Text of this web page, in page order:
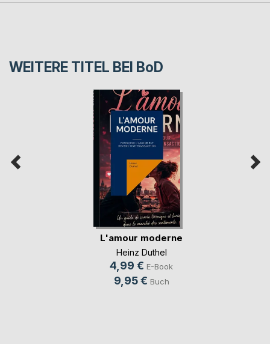
WEITERE TITEL BEI BoD
L'amour moderne
Heinz Duthel
4,99 € E-Book
9,95 € Buch